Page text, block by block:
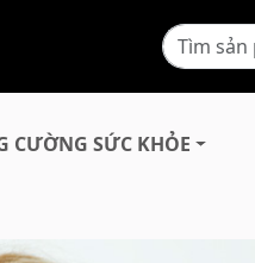
CƯỜNG SỨC KHỎE